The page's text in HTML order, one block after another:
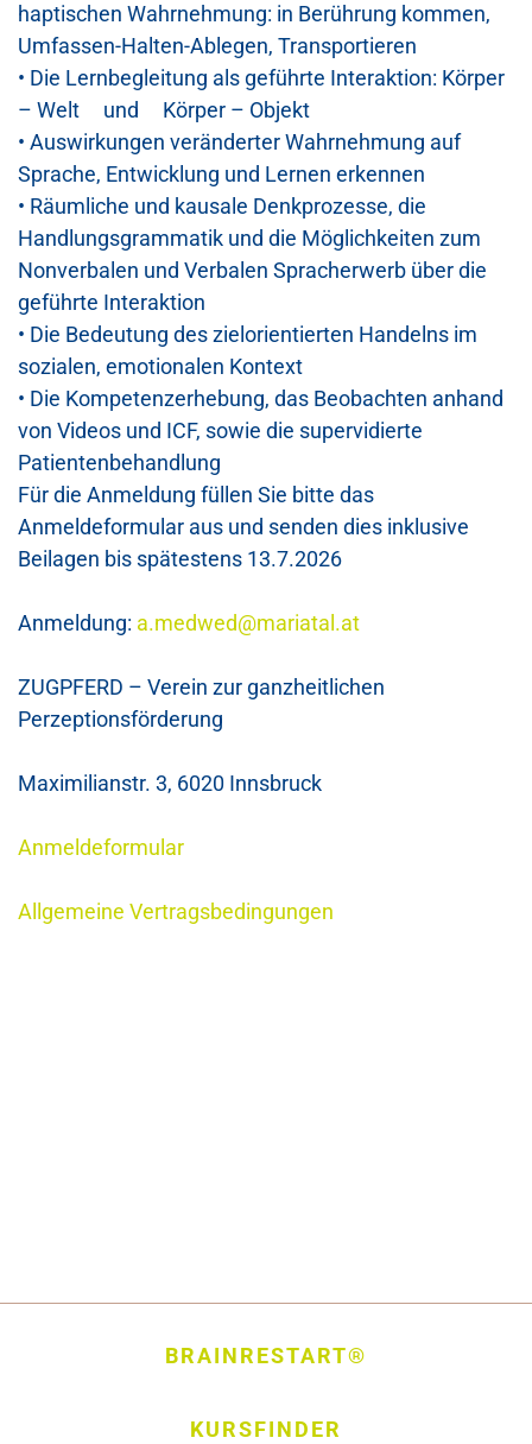
haptischen Wahrnehmung: in Berührung kommen,
Umfassen-Halten-Ablegen, Transportieren
• Die Lernbegleitung als geführte Interaktion: Körper
– Welt und Körper – Objekt
• Auswirkungen veränderter Wahrnehmung auf
Sprache, Entwicklung und Lernen erkennen
• Räumliche und kausale Denkprozesse, die
Handlungsgrammatik und die Möglichkeiten zum
Nonverbalen und Verbalen Spracherwerb über die
geführte Interaktion
• Die Bedeutung des zielorientierten Handelns im
sozialen, emotionalen Kontext
• Die Kompetenzerhebung, das Beobachten anhand
von Videos und ICF, sowie die supervidierte
Patientenbehandlung
Für die Anmeldung füllen Sie bitte das
Anmeldeformular aus und senden dies inklusive
Beilagen bis spätestens 13.7.2026
Anmeldung: a.medwed@mariatal.at
ZUGPFERD – Verein zur ganzheitlichen
Perzeptionsförderung
Maximilianstr. 3, 6020 Innsbruck
Anmeldeformular
Allgemeine Vertragsbedingungen
BRAINRESTART®
KURSFINDER